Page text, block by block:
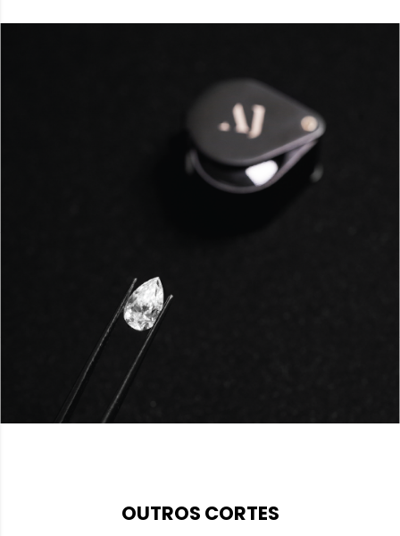
OUTROS CORTES